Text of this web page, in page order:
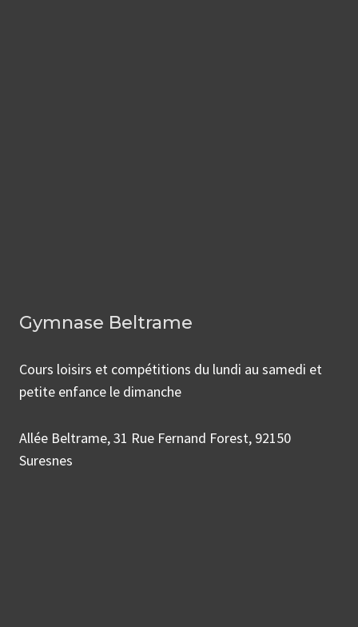
Gymnase Beltrame
Cours loisirs et compétitions du lundi au samedi et
petite enfance le dimanche
Allée Beltrame, 31 Rue Fernand Forest, 92150
Suresnes